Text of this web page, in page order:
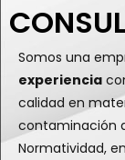
Somos una
experiencia
calidad en
contaminación
Normatividad,